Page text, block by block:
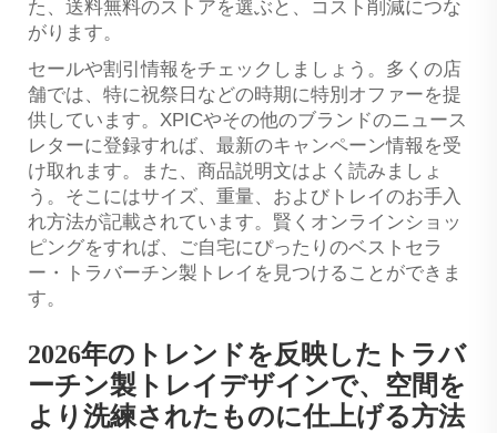
た、送料無料のストアを選ぶと、コスト削減につな
がります。
セールや割引情報をチェックしましょう。多くの店
舗では、特に祝祭日などの時期に特別オファーを提
供しています。XPICやその他のブランドのニュース
レターに登録すれば、最新のキャンペーン情報を受
け取れます。また、商品説明文はよく読みましょ
う。そこにはサイズ、重量、およびトレイのお手入
れ方法が記載されています。賢くオンラインショッ
ピングをすれば、ご自宅にぴったりのベストセラ
ー・トラバーチン製トレイを見つけることができま
す。
2026年のトレンドを反映したトラバ
ーチン製トレイデザインで、空間を
より洗練されたものに仕上げる方法